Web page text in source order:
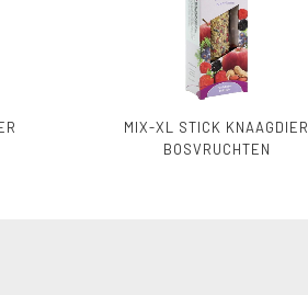
MIX-XL STICK KNAAGDIER
BOSVRUCHTEN